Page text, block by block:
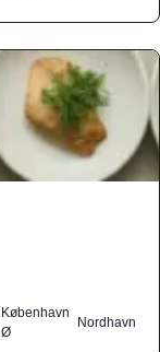
København
Ø
Nordhavn